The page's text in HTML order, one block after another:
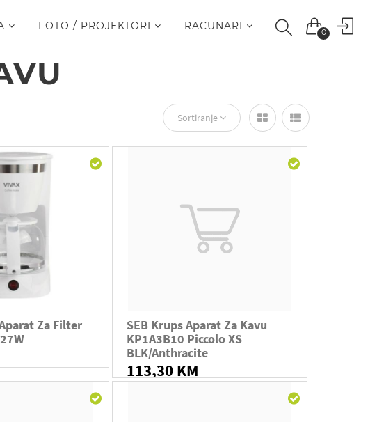
0
FOTO / PROJEKTORI RACUNARI
Sortiranje
Za Filter
SEB Krups Aparat Za Kavu
KP1A3B10 Piccolo XS
BLK/anthracite
113,30 KM